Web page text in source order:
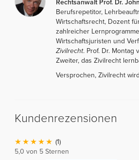
Rechtsanwalt Prof. Dr.
Berufsrepetitor,
Wirtschaftsrecht, Dozent
zahlreicher
Wirtschaftsjuristen und
Zivilrecht. Prof. Dr. Montag
Zweiter, das Zivilrecht
Versprochen, Zivilrecht
Kundenrezensionen
(1)
5,0 von 5 Sternen